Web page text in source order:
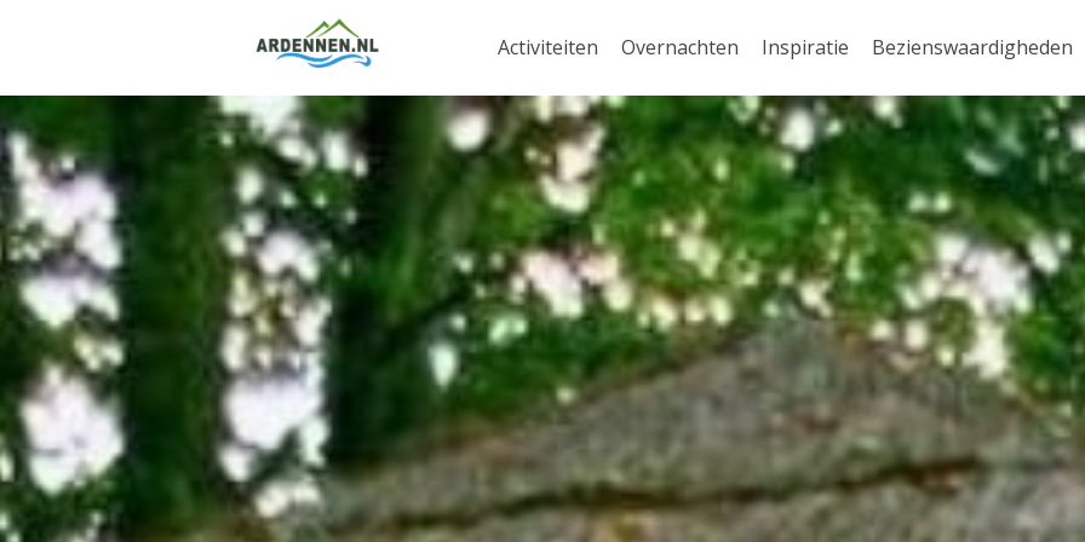
Activiteiten Overnachten Inspiratie Bezienswaardigheden